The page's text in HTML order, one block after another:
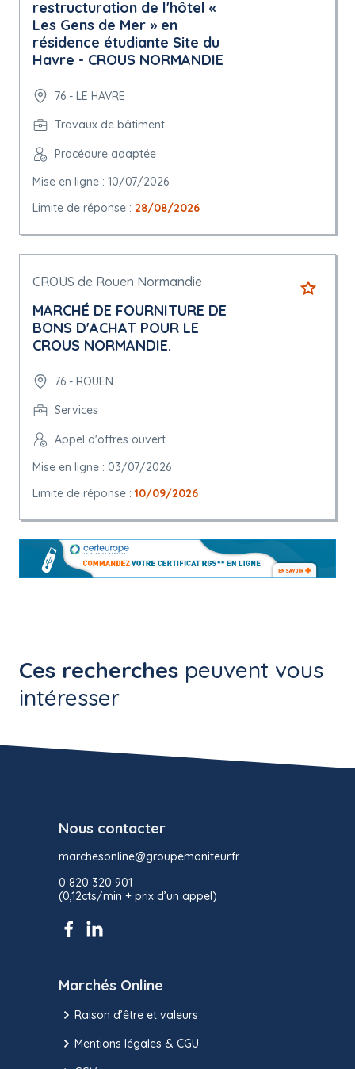
restructuration de l'hôtel «
Les Gens de Mer » en
résidence étudiante Site du
Havre - CROUS NORMANDIE
76 - LE HAVRE
Travaux de bâtiment
Procédure adaptée
Mise en ligne : 10/07/2026
Limite de réponse : 28/08/2026
CROUS de Rouen Normandie
MARCHÉ DE FOURNITURE DE
BONS D'ACHAT POUR LE
CROUS NORMANDIE.
76 - ROUEN
Services
Appel d'offres ouvert
Mise en ligne : 03/07/2026
Limite de réponse : 10/09/2026
Ces recherches peuvent vous
intéresser
Nous contacter
marchesonline@groupemoniteur.fr
0 820 320 901
(0,12cts/min + prix d’un appel)
Marchés Online
Raison d’être et valeurs
Mentions légales & CGU